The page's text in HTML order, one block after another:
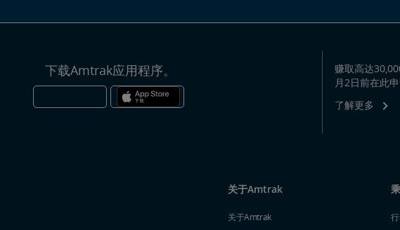
下载Amtrak应用程序。
赚取高达
月2日前在此申
了解更多
关于Amtrak
关于Amtrak